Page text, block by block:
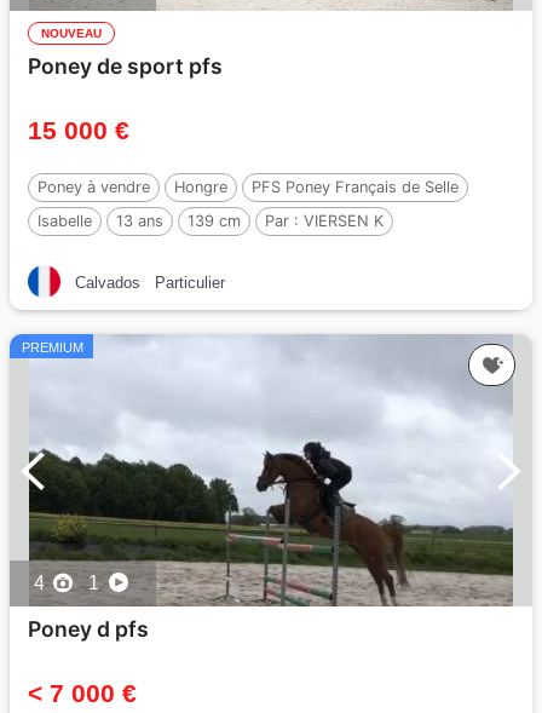
NOUVEAU
Poney de sport pfs
15 000 €
Poney à vendre Hongre
PFS Poney Français de Selle
Isabelle
13 ans 139 cm Par : VIERSEN K
Calvados Particulier
PREMIUM
4 1
Poney d pfs
< 7 000 €